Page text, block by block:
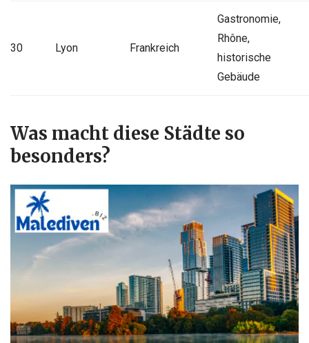
30 Lyon Frankreich
Gastronomie,
Rhône,
historische
Gebäude
Was macht diese Städte so
besonders?